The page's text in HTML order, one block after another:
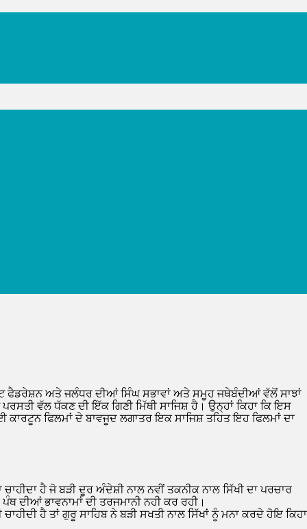
ਫੈਡਰੇਸ਼ਨ ਅਤੇ ਜਲੰਧਰ ਦੀਆਂ ਸਿੰਘ ਸਭਾਵਾਂ ਅਤੇ ਸਮੂਹ ਜਥੇਬੰਦੀਆਂ ਵੱਲੋਂ ਸਾਝਾਂ
ਵੱਲ ਧੱਕਣ ਦੀ ਇੱਕ ਗਿਣੀ ਮਿੱਥੀ ਸਾਜਿਸ਼ ਹੈ। ਉਨ੍ਹਾਂ ਕਿਹਾ ਕਿ ਇਸ
ਫਿਲਮਾਂ ਦੇ ਬਾਵਜੂਦ ਲਗਾਤਰ ਇਕ ਸਾਜਿਸ਼ ਤਹਿਤ ਇਹ ਫਿਲਮਾਂ ਦਾ
ਹੈ ਜੋ ਬੜੀ ਦੂਰ ਅੰਦੇਸ਼ੀ ਨਾਲ ਨਵੀਂ ਤਕਨੀਕ ਨਾਲ ਸਿੱਖੀ ਦਾ ਪਰਚਾਰ
ਦੀਆਂ ਭਾਵਨਾਮਾਂ ਦੀ ਤਰਜਮਾਨੀ ਨਹੀ ਕਰ ਰਹੀ।
ਹੈ ਤਾਂ ਗੁਰੂ ਸਾਹਿਬ ਨੇ ਬੜੀ ਸਖਤੀ ਨਾਲ ਸਿੱਖਾਂ ਨੂੰ ਮਨਾ ਕਰਦੇ ਹੋਇ ਕਿਹਾ